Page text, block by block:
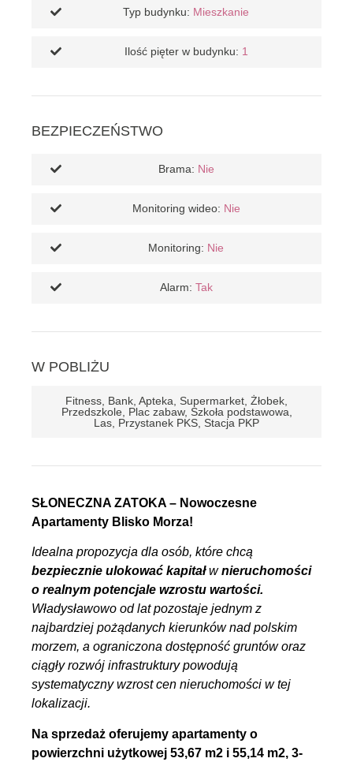
Typ budynku: Mieszkanie
Ilość pięter w budynku: 1
BEZPIECZEŃSTWO
Brama: Nie
Monitoring wideo: Nie
Monitoring: Nie
Alarm: Tak
W POBLIŻU
Fitness, Bank, Apteka, Supermarket, Żłobek,
Przedszkole, Plac zabaw, Szkoła podstawowa,
Las, Przystanek PKS, Stacja PKP
SŁONECZNA ZATOKA – Nowoczesne
Apartamenty Blisko Morza!
Idealna propozycja dla osób, które chcą
bezpiecznie ulokować kapitałwnieruchomości
o realnym potencjale wzrostu wartości.
Władysławowo od lat pozostaje jednym z
najbardziej pożądanych kierunków nad polskim
morzem, a ograniczona dostępność gruntów oraz
ciągły rozwój infrastruktury powodują
systematyczny wzrost cen nieruchomości w tej
lokalizacji.
Na sprzedaż oferujemy apartamenty o
powierzchni użytkowej 53,67 m2 i 55,14 m2, 3-